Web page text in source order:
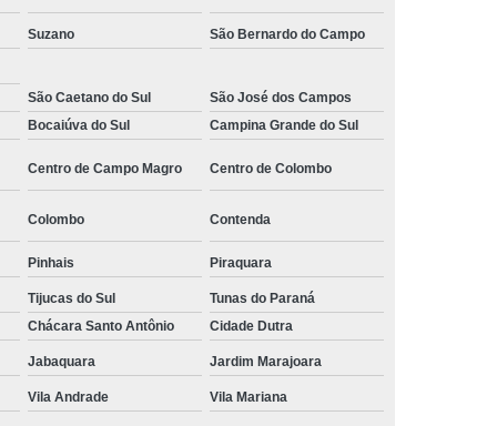
de Recrutamento e Seleção
e Seleção de Pessoas
e Seleção Mais Próximo de Mim
e Seleção Perto de Mim
Seleção e Recrutamento
em Recrutamento e Seleção
em Recrutamento e Seleção
e Seleção
Empresa de Terceirização
Terceirização de Limpeza
Suzano São Bernardo do Campo
São Caetano do Sul
São José dos Campos
Bocaiúva do Sul Campina Grande do Sul
Centro de Campo Magro Centro de Colombo
Colombo Contenda
Pinhais Piraquara
Tijucas do Sul
Tunas do Paraná
Chácara Santo Antônio Cidade Dutra
Jabaquara Jardim Marajoara
Vila Andrade Vila Mariana